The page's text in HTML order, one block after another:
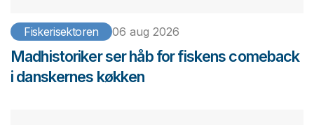
Fiskerisektoren 06 aug 2026
Madhistoriker ser håb for fiskens comeback
i danskernes køkken